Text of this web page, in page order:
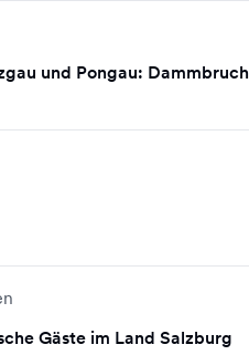
und Pongau:
Gäste im Land Salzburg